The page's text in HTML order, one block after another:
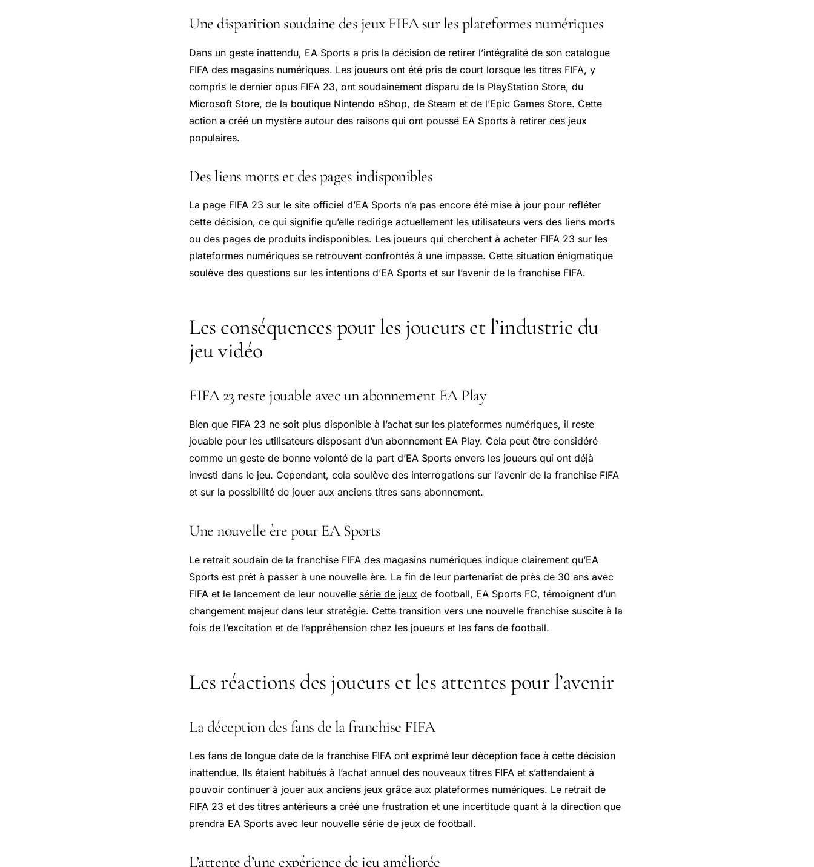
Une disparition soudaine des jeux FIFA sur les plateformes numériques
Dans un geste inattendu, EA Sports a pris la décision de retirer l’intégralité de son catalogue
FIFA des magasins numériques. Les joueurs ont été pris de court lorsque les titres FIFA, y
compris le dernier opus FIFA 23, ont soudainement disparu de la PlayStation Store, du
Microsoft Store, de la boutique Nintendo eShop, de Steam et de l’Epic Games Store. Cette
action a créé un mystère autour des raisons qui ont poussé EA Sports à retirer ces jeux
populaires.
Des liens morts et des pages indisponibles
La page FIFA 23 sur le site officiel d’EA Sports n’a pas encore été mise à jour pour refléter
cette décision, ce qui signifie qu’elle redirige actuellement les utilisateurs vers des liens morts
ou des pages de produits indisponibles. Les joueurs qui cherchent à acheter FIFA 23 sur les
plateformes numériques se retrouvent confrontés à une impasse. Cette situation énigmatique
soulève des questions sur les intentions d’EA Sports et sur l’avenir de la franchise FIFA.
Les conséquences pour les joueurs et l’industrie du
jeu vidéo
FIFA 23 reste jouable avec un abonnement EA Play
Bien que FIFA 23 ne soit plus disponible à l’achat sur les plateformes numériques, il reste
jouable pour les utilisateurs disposant d’un abonnement EA Play. Cela peut être considéré
comme un geste de bonne volonté de la part d’EA Sports envers les joueurs qui ont déjà
investi dans le jeu. Cependant, cela soulève des interrogations sur l’avenir de la franchise FIFA
et sur la possibilité de jouer aux anciens titres sans abonnement.
Une nouvelle ère pour EA Sports
Le retrait soudain de la franchise FIFA des magasins numériques indique clairement qu’EA
Sports est prêt à passer à une nouvelle ère. La fin de leur partenariat de près de 30 ans avec
FIFA et le lancement de leur nouvelle série de jeux de football, EA Sports FC, témoignent d’un
changement majeur dans leur stratégie. Cette transition vers une nouvelle franchise suscite à la
fois de l’excitation et de l’appréhension chez les joueurs et les fans de football.
Les réactions des joueurs et les attentes pour l’avenir
La déception des fans de la franchise FIFA
Les fans de longue date de la franchise FIFA ont exprimé leur déception face à cette décision
inattendue. Ils étaient habitués à l’achat annuel des nouveaux titres FIFA et s’attendaient à
pouvoir continuer à jouer aux anciens jeux grâce aux plateformes numériques. Le retrait de
FIFA 23 et des titres antérieurs a créé une frustration et une incertitude quant à la direction que
prendra EA Sports avec leur nouvelle série de jeux de football.
L’attente d’une expérience de jeu améliorée